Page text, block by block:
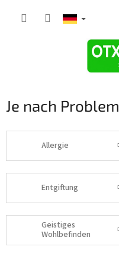
Je nach Problem
Allergie
Entgiftung
Geistiges
Wohlbefinden